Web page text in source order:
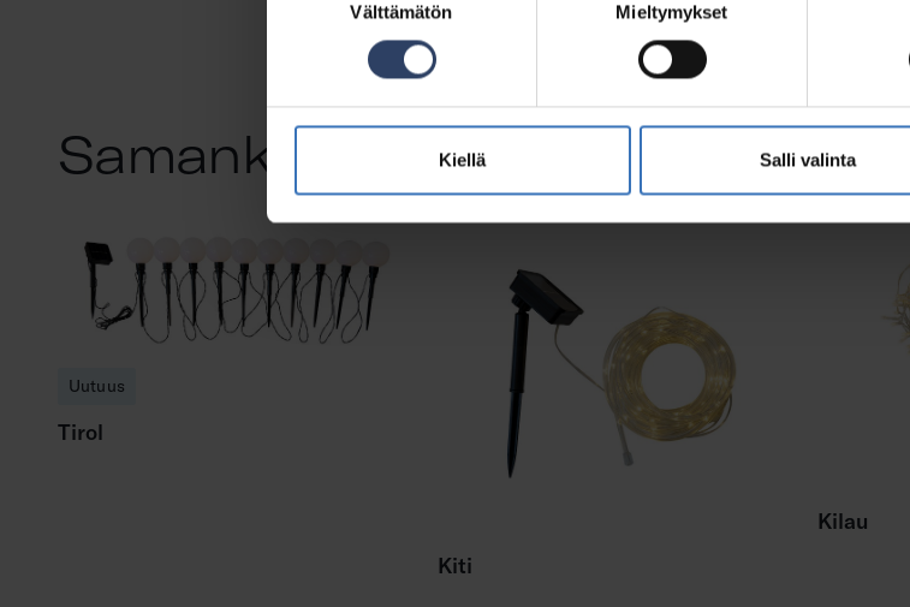
Välttämätön Mieltymykset
Kiellä Salli valinta
Samankaltaiset tuotteet
Uutuus
Tirol
Kiti
Kilau